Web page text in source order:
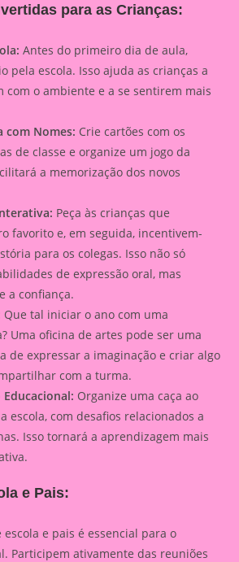
para as Crianças:
Antes do primeiro dia de aula,
pela escola. Isso ajuda as crianças a
com o ambiente e a se sentirem mais
com Nomes: Crie cartões com os
de classe e organize um jogo da
a memorização dos novos
Peça às crianças que
favorito e, em seguida, incentivem-
para os colegas. Isso não só
de expressão oral, mas
a confiança.
Que tal iniciar o ano com uma
Uma oficina de artes pode ser uma
de expressar a imaginação e criar algo
com a turma.
Educacional: Organize uma caça ao
escola, com desafios relacionados a
Isso tornará a aprendizagem mais
e Pais:
e pais é essencial para o
Participem ativamente das reuniões